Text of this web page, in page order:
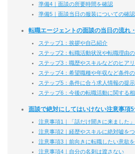
準備4｜面談の所要時間を確認
準備5｜面談当日の服装についての確認
転職エージェントの面談の当日の流れ
ステップ1：挨拶や自己紹介
ステップ2：転職活動状況や転職理由
ステップ3：職歴やスキルなどのヒア
ステップ4：希望職種や年収など条件
ステップ5：条件に合う求人情報の提示
ステップ6：今後の転職活動に関する
面談で絶対にしてはいけない注意事項5
注意事項1｜「話だけ聞きに来ました
注意事項2｜経歴やスキルに絶対嘘を
注意事項3｜前向きに転職したい意欲
注意事項4｜自分の名刺は渡さない